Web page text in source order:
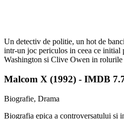
Un detectiv de politie, un hot de
intr-un joc periculos in ceea ce initial
Washington si Clive Owen in
Malcom X (1992) - IMDB
Biografie, Drama
Biografia epica a controversatului și